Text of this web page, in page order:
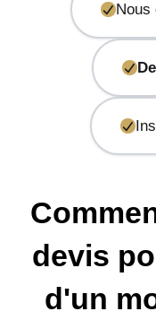
Nous
devis
d'un